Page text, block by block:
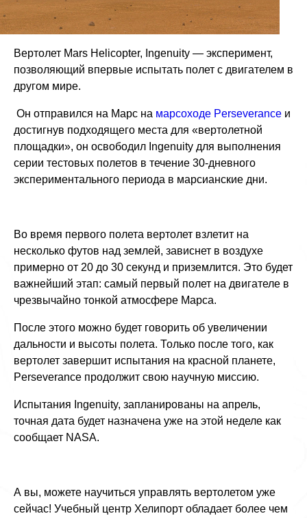
Вертолет Mars Helicopter, Ingenuity — эксперимент,
позволяющий впервые испытать полет с двигателем в
другом мире.
Он отправился на Марс на марсоходе Perseverance и
достигнув подходящего места для «вертолетной
площадки», он освободил Ingenuity для выполнения
серии тестовых полетов в течение 30-дневного
экспериментального периода в марсианские дни.
Во время первого полета вертолет взлетит на
несколько футов над землей, зависнет в воздухе
примерно от 20 до 30 секунд и приземлится. Это будет
важнейший этап: самый первый полет на двигателе в
чрезвычайно тонкой атмосфере Марса.
После этого можно будет говорить об увеличении
дальности и высоты полета. Только после того, как
вертолет завершит испытания на красной планете,
Perseverance продолжит свою научную миссию.
Испытания Ingenuity, запланированы на апрель,
точная дата будет назначена уже на этой неделе как
сообщает NASA.
А вы, можете научиться управлять вертолетом уже
сейчас! Учебный центр Хелипорт обладает более чем